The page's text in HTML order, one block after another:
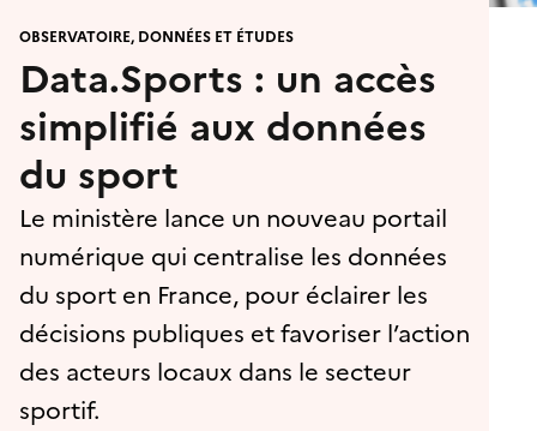
OBSERVATOIRE, DONNÉES ET ÉTUDES
Data.Sports : un accès
simplifié aux données
du sport
Le ministère lance un nouveau portail
numérique qui centralise les données
du sport en France, pour éclairer les
décisions publiques et favoriser l’action
des acteurs locaux dans le secteur
sportif.